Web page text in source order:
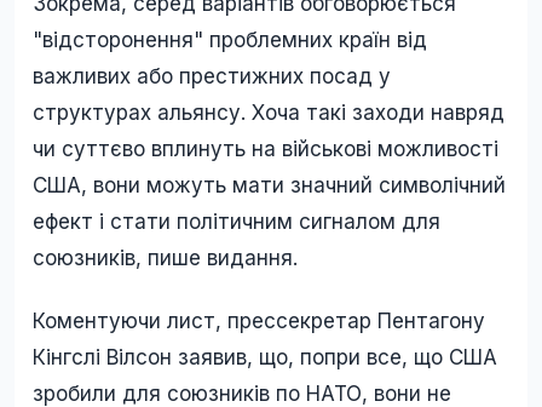
"відсторонення" проблемних країн від
важливих або престижних посад у
структурах альянсу. Хоча такі заходи навряд
чи суттєво вплинуть на військові можливості
США, вони можуть мати значний символічний
ефект і стати політичним сигналом для
союзників, пише видання.
Коментуючи лист, прессекретар Пентагону
Кінгслі Вілсон заявив, що, попри все, що США
зробили для союзників по НАТО, вони не